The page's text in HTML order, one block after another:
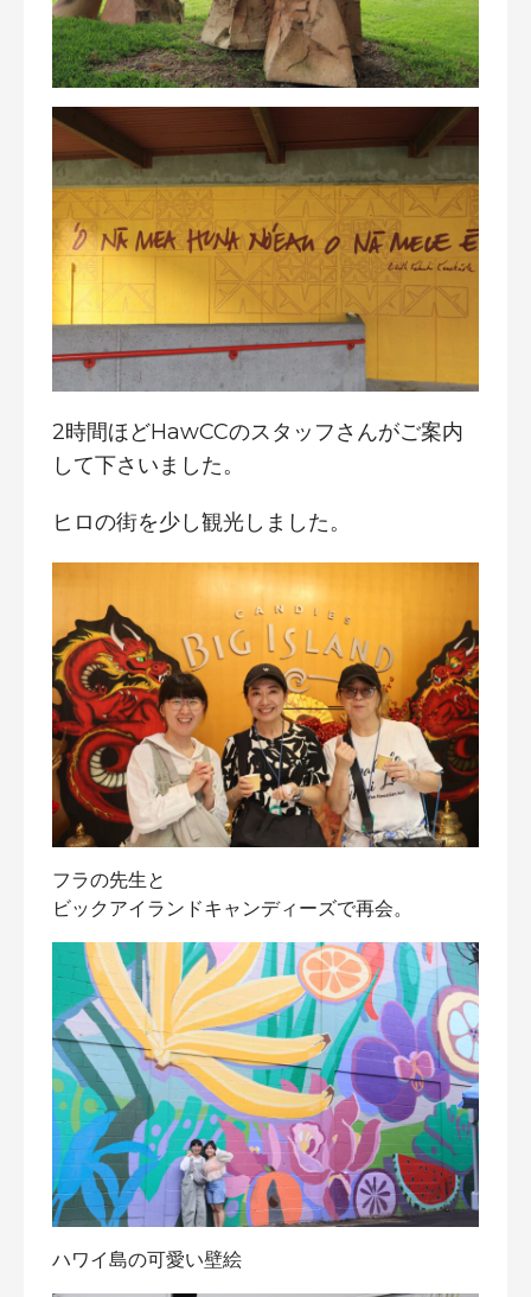
2時間ほどHawCCのスタッフさんがご案内
して下さいました。
ヒロの街を少し観光しました。
フラの先生と
ビックアイランドキャンディーズで再会。
ハワイ島の可愛い壁絵